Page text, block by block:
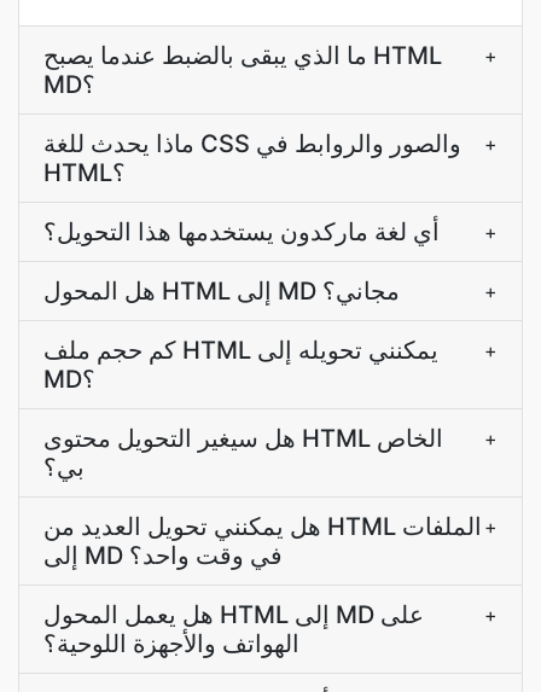
ما الذي يبقى بالضبط عندما يصبح HTML
MD؟
+
ماذا يحدث للغة CSS والصور والروابط في
HTML؟
+
أي لغة ماركدون يستخدمها هذا التحويل؟ +
هل المحول HTML إلى MD مجاني؟ +
كم حجم ملف HTML يمكنني تحويله إلى
MD؟
+
هل سيغير التحويل محتوى HTML الخاص
بي؟
+
هل يمكنني تحويل العديد من HTML الملفات
إلى MD في وقت واحد؟
+
هل يعمل المحول HTML إلى MD على
الهواتف والأجهزة اللوحية؟
+